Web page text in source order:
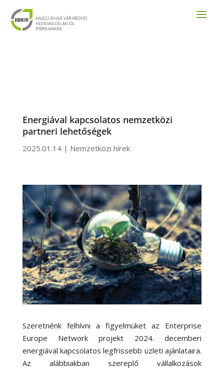
Energiával kapcsolatos nemzetközi
partneri lehetőségek
2025.01.14| Nemzetközi hírek
Szeretnénk felhívni a figyelmüket az Enterprise
Europe Network projekt 2024. decemberi
energiával kapcsolatos legfrissebb üzleti ajánlataira.
Az alábbiakban szereplő vállalkozások